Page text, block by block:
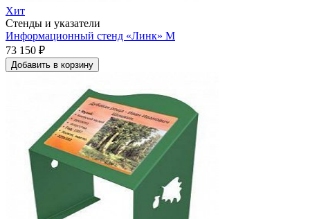
Хит
Стенды и указатели
Информационный стенд «Линк» M
73 150 ₽
Добавить в корзину